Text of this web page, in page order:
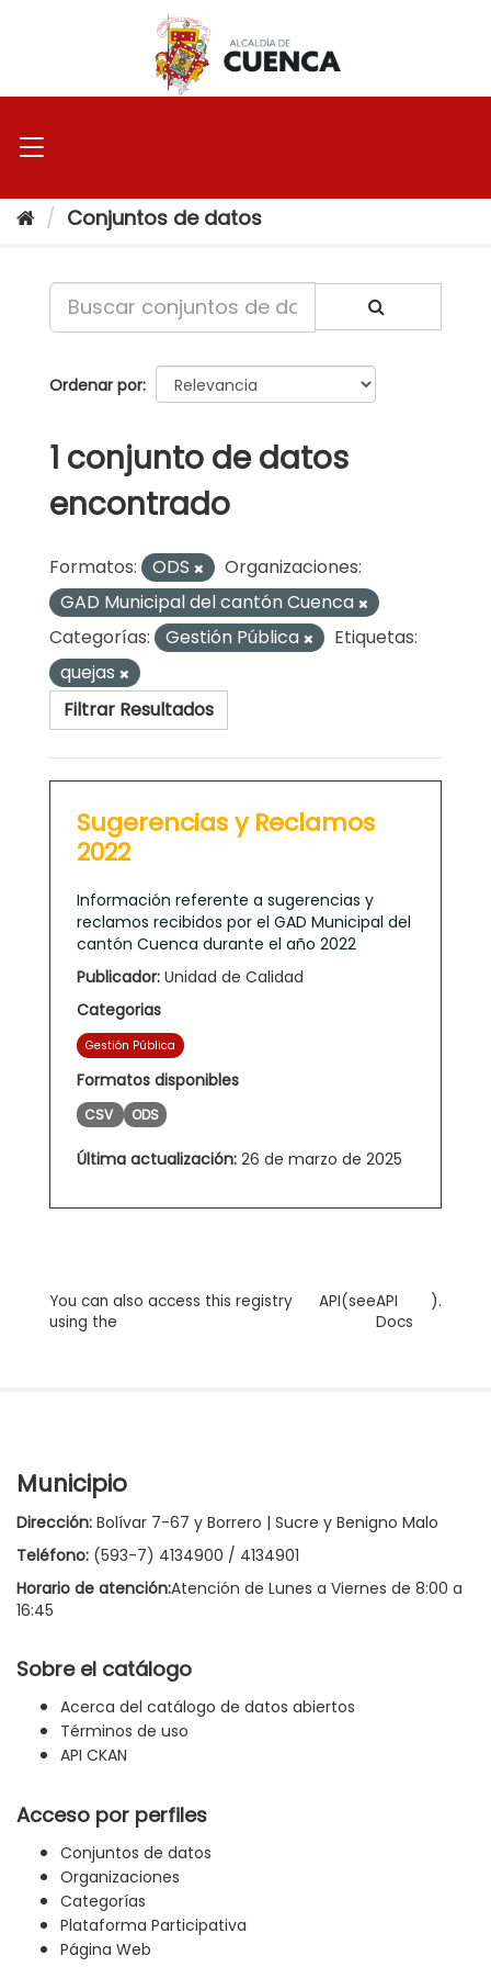
Conjuntos de datos
Ordenar por
1 conjunto de datos
encontrado
Formatos: ODS
Organizaciones:
GAD Municipal del cantón Cuenca
Categorías:
Gestión Pública
Etiquetas:
quejas
Filtrar Resultados
Sugerencias y Reclamos
2022
Información referente a sugerencias y
reclamos recibidos por el GAD Municipal del
cantón Cuenca durante el año 2022
Publicador: Unidad de Calidad
Categorias
Gestión Pública
Formatos disponibles
CSV ODS
Última actualización: 26 de marzo de 2025
You can also access this registry
using the
API(seeAPI
Docs
).
Municipio
Dirección: Bolívar 7-67 y Borrero | Sucre y Benigno Malo
Teléfono: (593-7) 4134900 / 4134901
Horario de atención:Atención de Lunes a Viernes de 8:00 a
16:45
Sobre el catálogo
Acerca del catálogo de datos abiertos
Términos de uso
API CKAN
Acceso por perfiles
Conjuntos de datos
Organizaciones
Categorías
Plataforma Participativa
Página Web